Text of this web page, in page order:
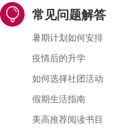
常见问题解答
暑期计划如何安排
疫情后的升学
如何选择社团活动
假期生活指南
美高推荐阅读书目